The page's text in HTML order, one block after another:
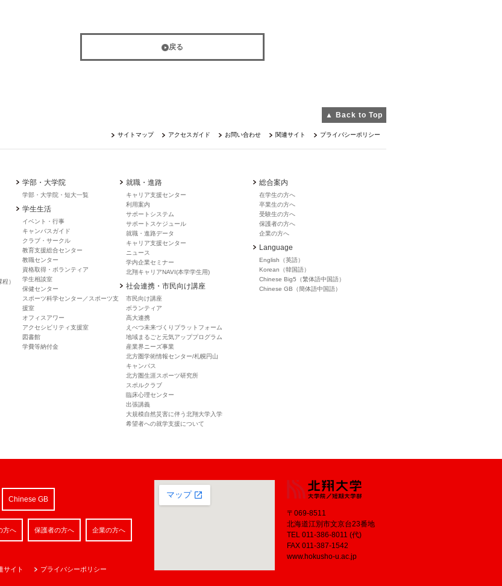
戻る
▲ Back to Top
サイトマップ アクセスガイド お問い合わせ 関連サイト プライバシーポリシー
）
学部・大学院
学部・大学院・短大一覧
学生生活
イベント・行事
キャンバスガイド
クラブ・サークル
教育支援総合センター
教職センター
資格取得・ボランティア
学生相談室
保健センター
スポーツ科学センター／スポーツ支
援室
オフィスアワー
アクセシビリティ支援室
図書館
学費等納付金
就職・進路
キャリア支援センター
利用案内
サポートシステム
サポートスケジュール
就職・進路データ
キャリア支援センター
ニュース
学内企業セミナー
北翔キャリアNAVI(本学学生用)
社会連携・市民向け講座
市民向け講座
ボランティア
高大連携
えべつ未来づくりプラットフォーム
地域まるごと元気アッププログラム
産業界ニーズ事業
北方圏学術情報センター/札幌円山
キャンパス
北方圏生涯スポーツ研究所
スポルクラブ
臨床心理センター
出張講義
大規模自然災害に伴う北翔大学入学
希望者への就学支援について
総合案内
在学生の方へ
卒業生の方へ
受験生の方へ
保護者の方へ
企業の方へ
Language
English（英語）
Korean（韓国語）
Chinese Big5（繁体語中国語）
Chinese GB（簡体語中国語）
〒069-8511
北海道江別市文京台23番地
TEL 011-386-8011 (代)
FAX 011-387-1542
www.hokusho-u.ac.jp
Chinese GB
方へ 保護者の方へ 企業の方へ
サイト プライバシーポリシー